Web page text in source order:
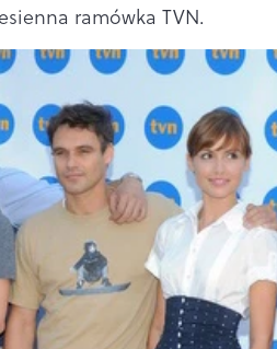
ramówka TVN.